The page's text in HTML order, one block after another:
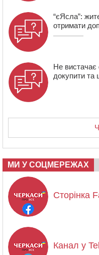
“єЯсла”:
отримати
Не вистачає
докупити та
МИ У СОЦМЕРЕЖАХ
Сторінка
Канал у